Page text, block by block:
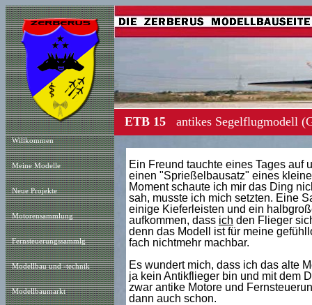
Willkommen
Meine Modelle
Neue Projekte
Motorensammlung
Fernsteuerungssammlg
Modellbau und -technik
Modellbaumarkt
ETB 15 antikes Segelflugmodell
Ein Freund tauchte eines Tages auf
einen "Sprießelbausatz" eines
Moment schaute ich mir das Ding
sah, musste ich mich setzten. Eine
einige Kieferleisten und ein
aufkommen, dass ich den Flieger
denn das Modell ist für meine
fach nichtmehr machbar.
Es wundert mich, dass ich das alte
ja kein Antikflieger bin und mit dem
zwar antike Motore und
dann auch schon.